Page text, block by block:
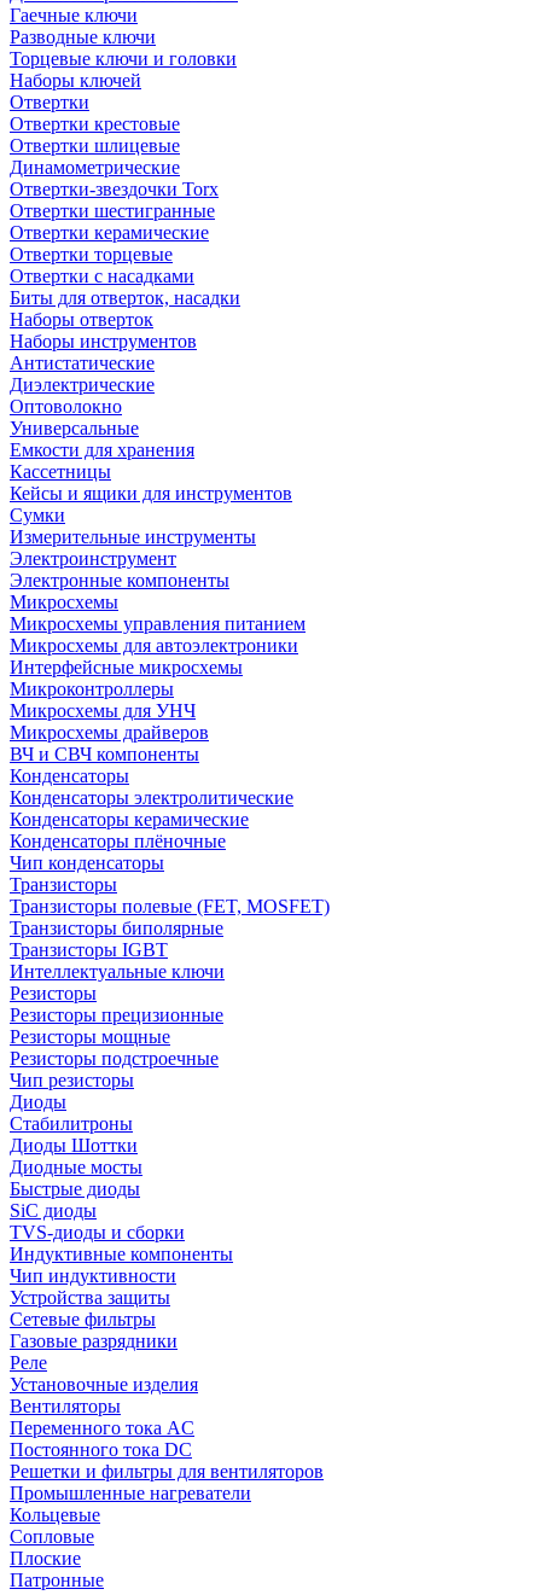
Гаечные ключи
Разводные ключи
Торцевые ключи и головки
Наборы ключей
Отвертки
Отвертки крестовые
Отвертки шлицевые
Динамометрические
Отвертки-звездочки Torx
Отвертки шестигранные
Отвертки керамические
Отвертки торцевые
Отвертки с насадками
Биты для отверток, насадки
Наборы отверток
Наборы инструментов
Антистатические
Диэлектрические
Оптоволокно
Универсальные
Емкости для хранения
Кассетницы
Кейсы и ящики для инструментов
Сумки
Измерительные инструменты
Электроинструмент
Электронные компоненты
Микросхемы
Микросхемы управления питанием
Микросхемы для автоэлектроники
Интерфейсные микросхемы
Микроконтроллеры
Микросхемы для УНЧ
Микросхемы драйверов
ВЧ и СВЧ компоненты
Конденсаторы
Конденсаторы электролитические
Конденсаторы керамические
Конденсаторы плёночные
Чип конденсаторы
Транзисторы
Транзисторы полевые (FET, MOSFET)
Транзисторы биполярные
Транзисторы IGBT
Интеллектуальные ключи
Резисторы
Резисторы прецизионные
Резисторы мощные
Резисторы подстроечные
Чип резисторы
Диоды
Стабилитроны
Диоды Шоттки
Диодные мосты
Быстрые диоды
SiC диоды
TVS-диоды и сборки
Индуктивные компоненты
Чип индуктивности
Устройства защиты
Сетевые фильтры
Газовые разрядники
Реле
Установочные изделия
Вентиляторы
Переменного тока AC
Постоянного тока DC
Решетки и фильтры для вентиляторов
Промышленные нагреватели
Кольцевые
Сопловые
Плоские
Патронные